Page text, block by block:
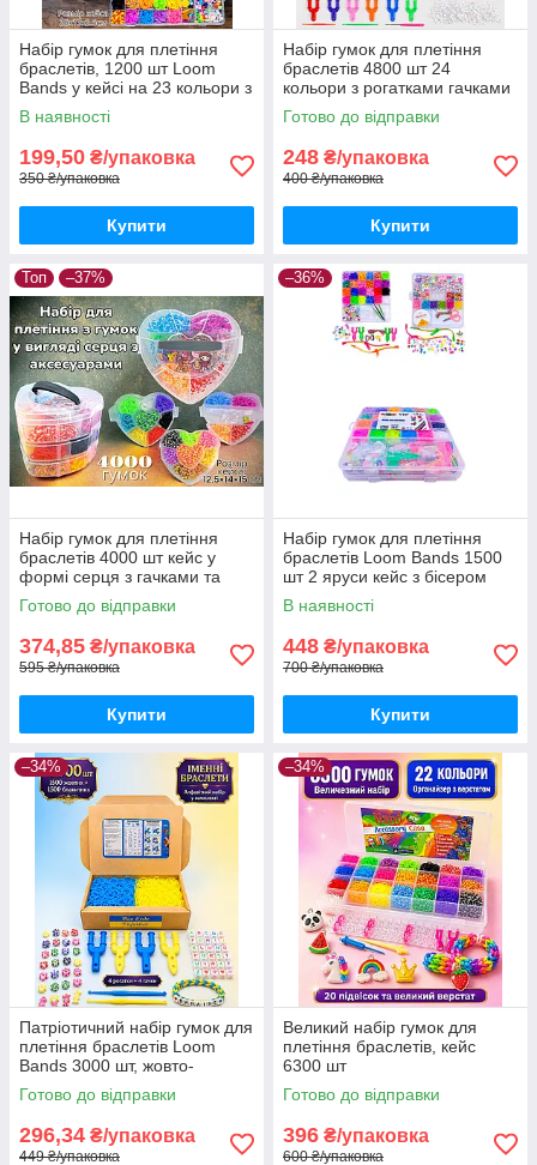
Набір гумок для плетіння
браслетів, 1200 шт Loom
Bands у кейсі на 23 кольори з
намистинами, підвісками та
рогатками
В наявності
199,50 ₴/упаковка
350 ₴/упаковка
Купити
Набір гумок для плетіння
браслетів 4800 шт 24
кольори з рогатками гачками
та застібками
Готово до відправки
248 ₴/упаковка
400 ₴/упаковка
Купити
Топ –37%
Набір гумок для плетіння
браслетів 4000 шт кейс у
формі серця з гачками та
аксесуарами
Готово до відправки
374,85 ₴/упаковка
595 ₴/упаковка
Купити
–36%
Набір гумок для плетіння
браслетів Loom Bands 1500
шт 2 яруси кейс з бісером
намистинами та аксесуарами
В наявності
448 ₴/упаковка
700 ₴/упаковка
Купити
–34%
Патріотичний набір гумок для
плетіння браслетів Loom
Bands 3000 шт, жовто-
блакитний комплект з
намистинами-літерами
Готово до відправки
296,34 ₴/упаковка
449 ₴/упаковка
–34%
Великий набір гумок для
плетіння браслетів, кейс
6300 шт
Готово до відправки
396 ₴/упаковка
600 ₴/упаковка